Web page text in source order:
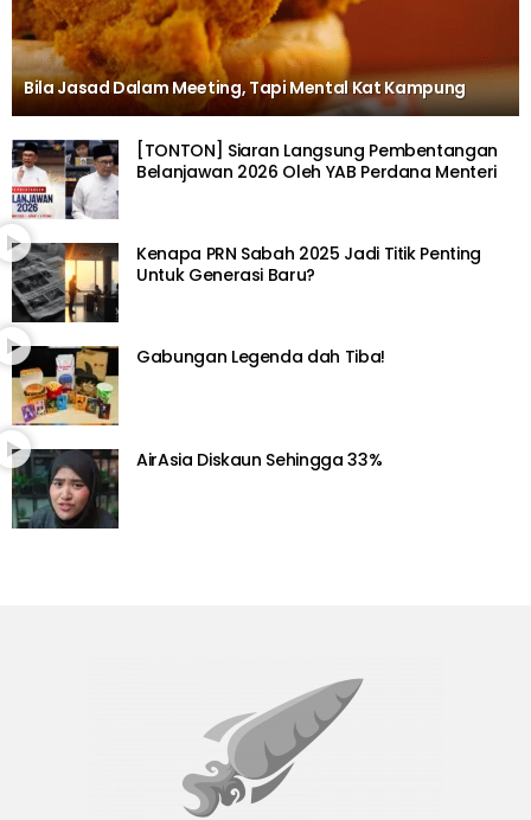
Bila Jasad Dalam Meeting, Tapi Mental Kat Kampung
[TONTON] Siaran Langsung Pembentangan
Belanjawan 2026 Oleh YAB Perdana Menteri
Kenapa PRN Sabah 2025 Jadi Titik Penting
Untuk Generasi Baru?
Gabungan Legenda dah Tiba!
AirAsia Diskaun Sehingga 33%